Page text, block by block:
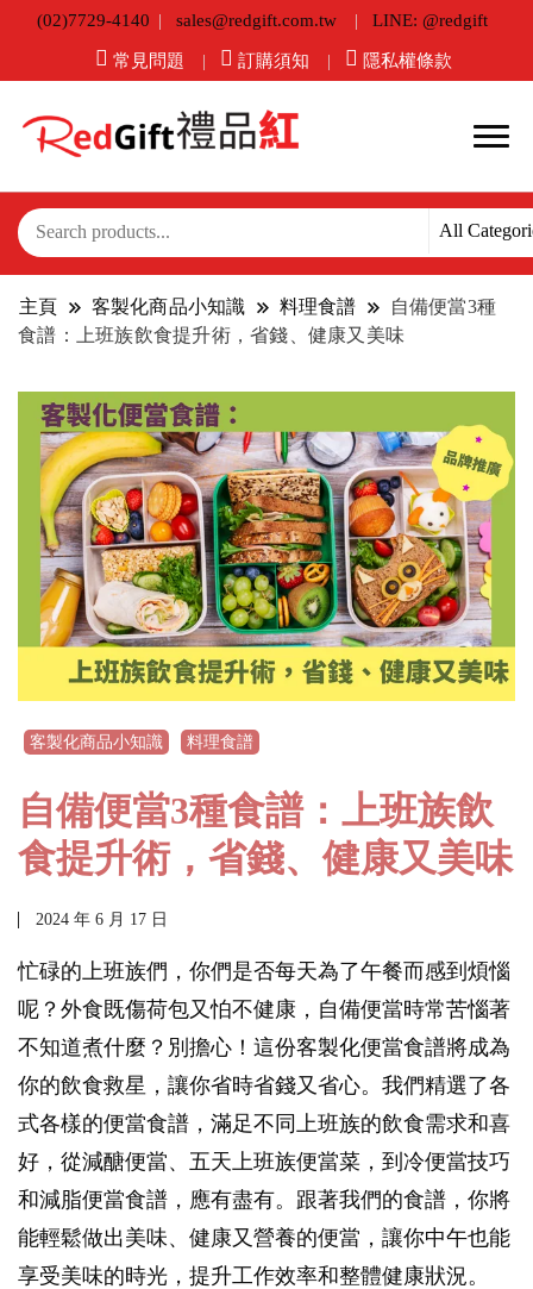
(02)7729-4140 sales@redgift.com.tw LINE: @redgift
常見問題 訂購須知 隱私權條款
主頁 客製化商品小知識 料理食譜
自備便當3種
食譜：上班族飲食提升術，省錢、健康又美味
客製化商品小知識 料理食譜
自備便當3種食譜：上班族飲
食提升術，省錢、健康又美味
2024 年 6 月 17 日
忙碌的上班族們，你們是否每天為了午餐而感到煩惱
呢？外食既傷荷包又怕不健康，自備便當時常苦惱著
不知道煮什麼？別擔心！這份客製化便當食譜將成為
你的飲食救星，讓你省時省錢又省心。我們精選了各
式各樣的便當食譜，滿足不同上班族的飲食需求和喜
好，從減醣便當、五天上班族便當菜，到冷便當技巧
和減脂便當食譜，應有盡有。跟著我們的食譜，你將
能輕鬆做出美味、健康又營養的便當，讓你中午也能
享受美味的時光，提升工作效率和整體健康狀況。